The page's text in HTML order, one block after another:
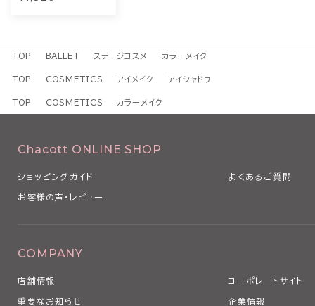
TOP BALLET ステージコスメ カラーメイク
TOP COSMETICS アイメイク アイシャドウ
TOP COSMETICS カラーメイク
Chacott ONLINE SHOP
ショッピングガイド よくあるご質問
お客様の声・レビュー
COMPANY
店舗情報 コーポレートサイト
重要なお知らせ 企業情報